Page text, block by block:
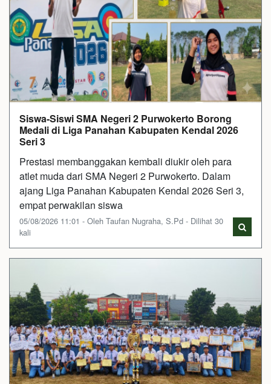
Siswa-Siswi SMA Negeri 2 Purwokerto Borong
Medali di Liga Panahan Kabupaten Kendal 2026
Seri 3
Prestasi membanggakan kembali diukir oleh para
atlet muda dari SMA Negeri 2 Purwokerto. Dalam
ajang Liga Panahan Kabupaten Kendal 2026 Seri 3,
empat perwakilan siswa
05/08/2026 11:01 - Oleh Taufan Nugraha, S.Pd - Dilihat 30
kali